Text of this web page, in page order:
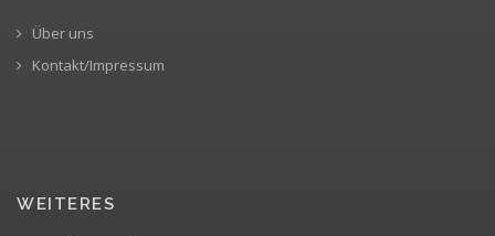
Über uns
Kontakt/Impressum
WEITERES